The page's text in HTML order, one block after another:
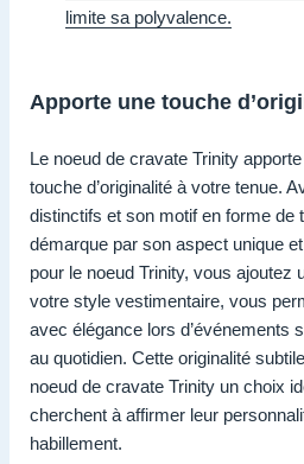
limite sa polyvalence.
Apporte une touche
Le noeud de cravate Trinity
touche d’originalité à votre tenue.
distinctifs et son motif en forme de
démarque par son aspect unique
pour le noeud Trinity, vous ajoutez
votre style vestimentaire, vous
avec élégance lors d’événements
au quotidien. Cette originalité
noeud de cravate Trinity un choix
cherchent à affirmer leur
habillement.